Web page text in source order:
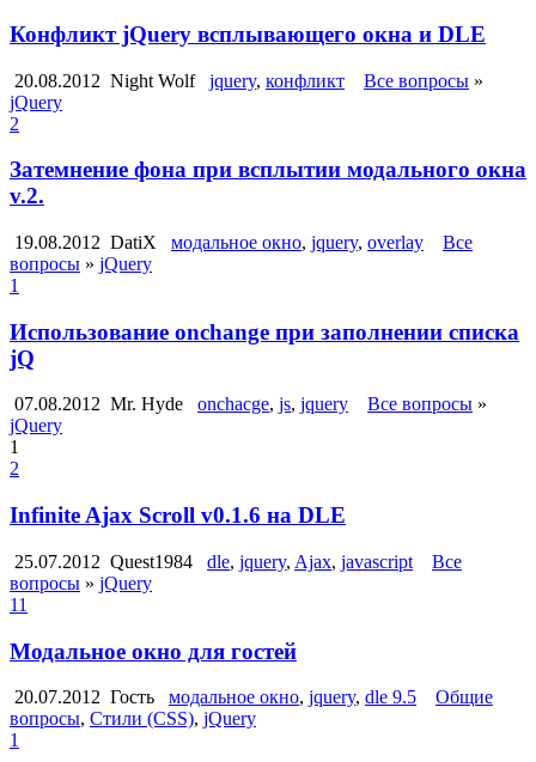
Конфликт jQuery всплывающего окна и DLE
20.08.2012 Night Wolf jquery, конфликт Все вопросы »
jQuery
2
Затемнение фона при всплытии модального окна
v.2.
19.08.2012 DatiX модальное окно, jquery, overlay
Все
вопросы » jQuery
1
Использование onchange при заполнении списка
jQ
07.08.2012 Mr. Hyde onchacge, js, jquery Все вопросы »
jQuery
1
2
Infinite Ajax Scroll v0.1.6 на DLE
25.07.2012 Quest1984 dle, jquery, Ajax, javascript
Все
вопросы » jQuery
11
Модальное окно для гостей
20.07.2012 Гость модальное окно, jquery, dle 9.5
Общие
вопросы, Стили (CSS), jQuery
1